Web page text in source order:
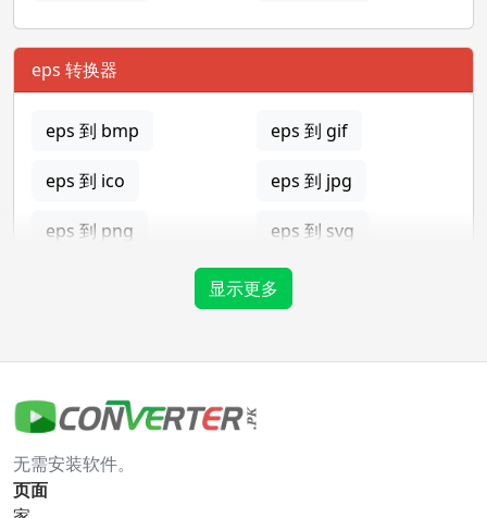
eps 转换器
eps 到 bmp eps 到 gif
eps 到 ico eps 到 jpg
eps 到 png eps 到 svg
gif 转换器
gif 到 bmp
gif 到 ico
显示更多
无需安装软件。
页面